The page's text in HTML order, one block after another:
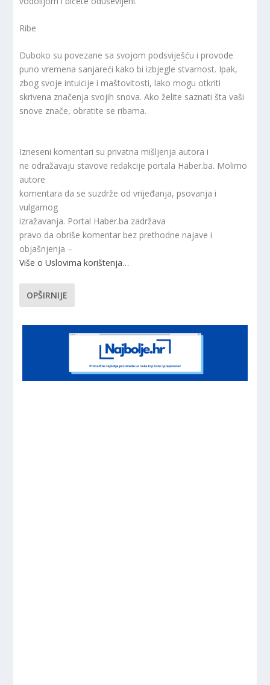
Ribe
Duboko su povezane sa svojom podsviješću i provode
puno vremena sanjareći kako bi izbjegle stvarnost. Ipak,
zbog svoje intuicije i maštovitosti, lako mogu otkriti
skrivena značenja svojih snova. Ako želite saznati šta vaši
snove znače, obratite se ribama.
Izneseni komentari su privatna mišljenja autora i
ne odražavaju stavove redakcije portala Haber.ba. Molimo
autore
komentara da se suzdrže od vrijeđanja, psovanja i
vulgarnog
izražavanja. Portal Haber.ba zadržava
pravo da obriše komentar bez prethodne najave i
objašnjenja –
Više o Uslovima korištenja…
OPŠIRNIJE